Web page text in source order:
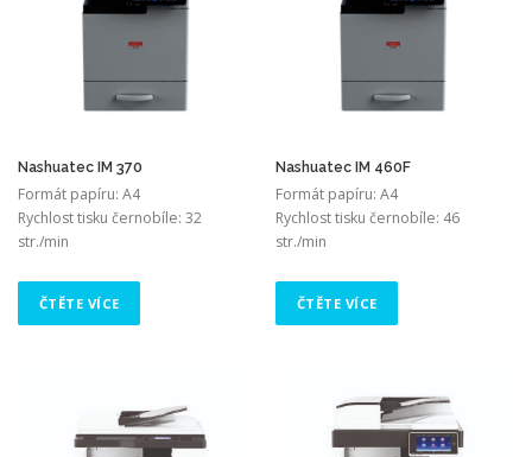
Nashuatec IM 370
Formát papíru: A4
Rychlost tisku černobíle: 32
str./min
ČTĚTE VÍCE
Nashuatec IM 460F
Formát papíru: A4
Rychlost tisku černobíle: 46
str./min
ČTĚTE VÍCE